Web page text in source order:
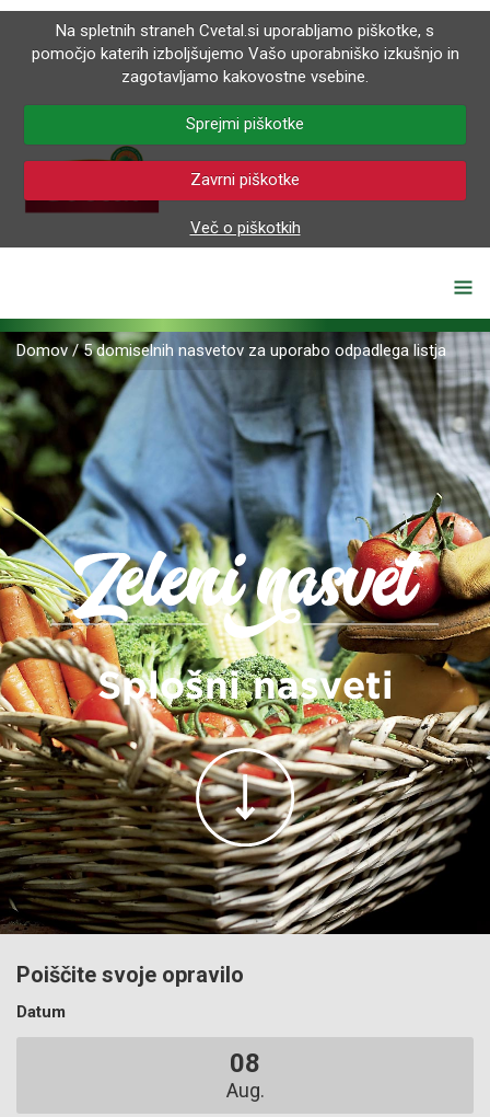
Na spletnih straneh Cvetal.si uporabljamo piškotke, s
pomočjo katerih izboljšujemo Vašo uporabniško izkušnjo in
zagotavljamo kakovostne vsebine.
Sprejmi piškotke
Zavrni piškotke
Več o piškotkih
Domov /5 domiselnih nasvetov za uporabo odpadlega listja
Splošni nasveti
Poiščite svoje opravilo
Datum
08
Aug.